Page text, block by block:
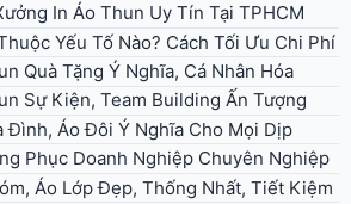
In Áo Thun Uy Tín Tại TPHCM
Yếu Tố Nào? Cách Tối Ưu Chi Phí
Quà Tặng Ý Nghĩa, Cá Nhân Hóa
Sự Kiện, Team Building Ấn Tượng
Đình, Áo Đôi Ý Nghĩa Cho Mọi Dịp
Phục Doanh Nghiệp Chuyên Nghiệp
Áo Lớp Đẹp, Thống Nhất, Tiết Kiệm